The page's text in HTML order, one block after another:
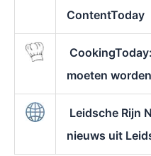
ContentToday
moeten worden
Leidsche Rijn
nieuws uit